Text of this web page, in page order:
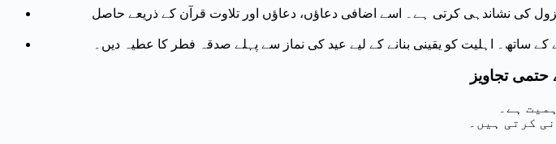
کی آخری 10 راتوں میں) قرآن کے نزول کی نشاندہی کرتی ہے۔ اسے اضافی دعاؤں، دعاؤں اور تلاوت قرآن کے ذریعے حاصل
کے ساتھ۔ اہلیت کو یقینی بنانے کے لیے عید کی نماز سے پہلے صدقہ فطر کا عطیہ دیں۔
ہے۔
کرتی ہیں۔